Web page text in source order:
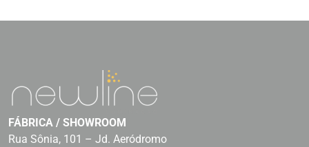
FÁBRICA / SHOWROOM
Rua Sônia, 101 – Jd. Aeródromo